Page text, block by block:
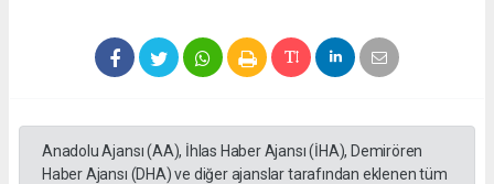
Anadolu Ajansı (AA), İhlas Haber Ajansı (İHA), Demirören
Haber Ajansı (DHA) ve diğer ajanslar tarafından eklenen tüm